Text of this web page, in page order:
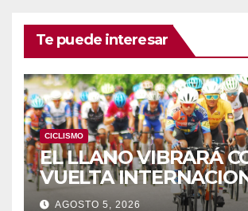
Te puede interesar
CICLISMO
EL LLANO VIBRARÁ
VUELTA
ZAMORA
AGOSTO 5, 2026